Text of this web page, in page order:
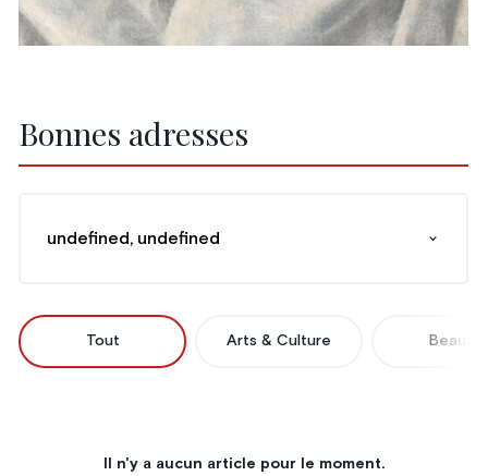
Bonnes adresses
undefined, undefined
Tout Arts & Culture Beauté
Il n'y a aucun article pour le moment.